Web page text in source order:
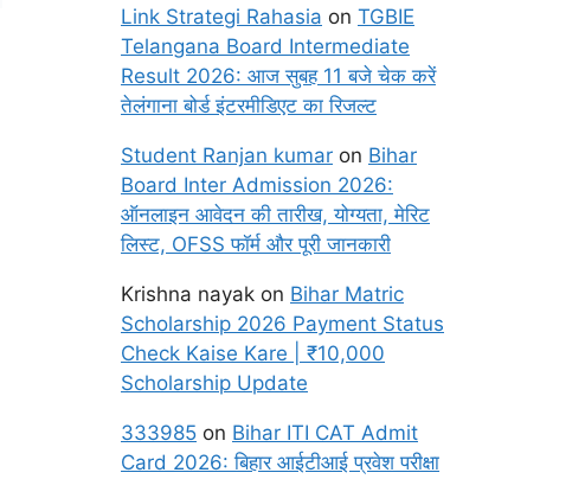
Link Strategi Rahasia on TGBIE
Telangana Board Intermediate
Result 2026: आज सुबह 11 बजे चेक करें
तेलंगाना बोर्ड इंटरमीडिएट का रिजल्ट
Student Ranjan kumar on Bihar
Board Inter Admission 2026:
ऑनलाइन आवेदन की तारीख, योग्यता, मेरिट
लिस्ट, OFSS फॉर्म और पूरी जानकारी
Krishna nayak on Bihar Matric
Scholarship 2026 Payment Status
Check Kaise Kare | ₹10,000
Scholarship Update
333985 on Bihar ITI CAT Admit
Card 2026: बिहार आईटीआई प्रवेश परीक्षा